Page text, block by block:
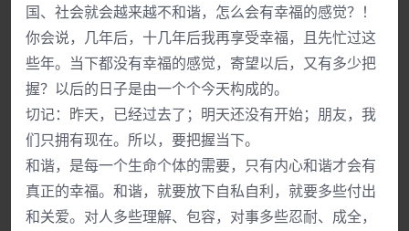
国、社会就会越来越不和谐，怎么会有幸福的感觉？！
你会说，几年后，十几年后我再享受幸福，且先忙过这
些年。当下都没有幸福的感觉，寄望以后，又有多少把
握？以后的日子是由一个个今天构成的。
切记：昨天，已经过去了；明天还没有开始；朋友，我
们只拥有现在。所以，要把握当下。
和谐，是每一个生命个体的需要，只有内心和谐才会有
真正的幸福。和谐，就要放下自私自利，就要多些付出
和关爱。对人多些理解、包容，对事多些忍耐、成全，